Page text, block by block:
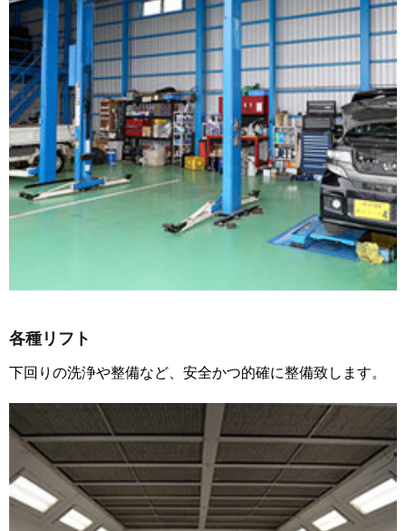
各種リフト
下回りの洗浄や整備など、安全かつ的確に整備致します。